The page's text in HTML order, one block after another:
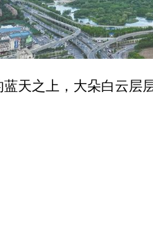
之上，大朵白云层